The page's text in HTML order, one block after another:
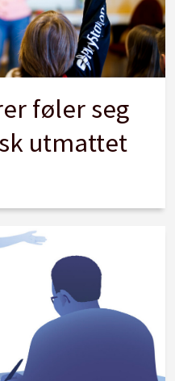
føler seg
utmattet